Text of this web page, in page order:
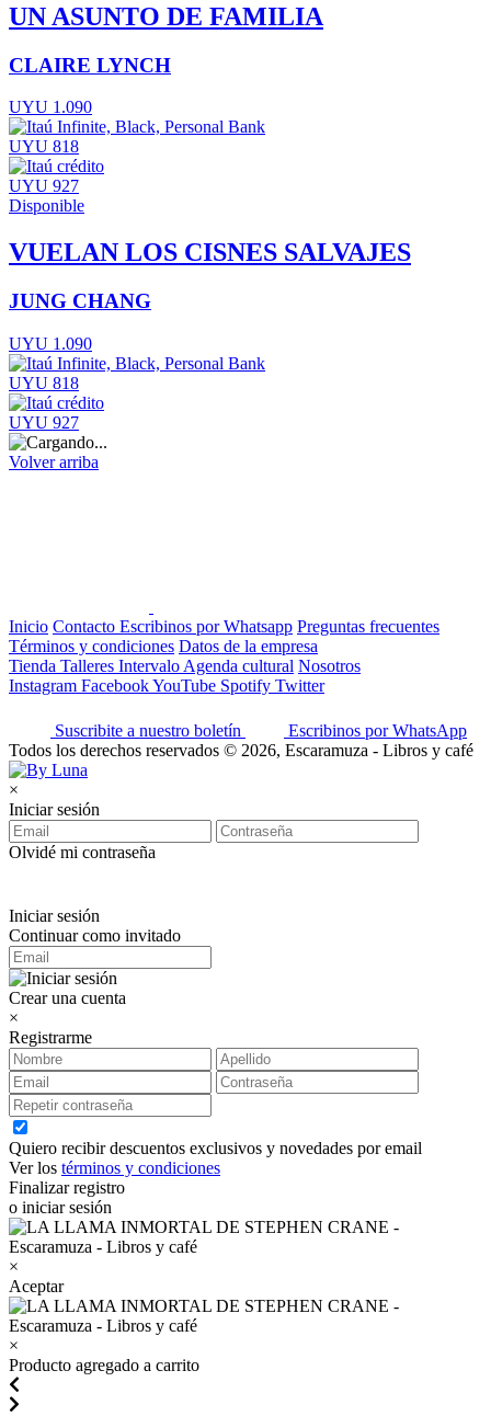
UN ASUNTO DE FAMILIA
CLAIRE LYNCH
UYU 1.090
UYU 818
UYU 927
Disponible
VUELAN LOS CISNES SALVAJES
JUNG CHANG
UYU 1.090
UYU 818
UYU 927
Volver arriba
Inicio Contacto Escribinos por Whatsapp Preguntas frecuentes
Términos y condiciones Datos de la empresa
Tienda Talleres Intervalo Agenda cultural Nosotros
Instagram FacebookYouTube Spotify Twitter
Suscribite a nuestro boletín
Escribinos por WhatsApp
Todos los derechos reservados © 2026, Escaramuza - Libros y café
×
Iniciar sesión
Olvidé mi contraseña
Iniciar sesión
Continuar como invitado
Crear una cuenta
×
Registrarme
Quiero recibir descuentos exclusivos y novedades por email
Ver los términos y condiciones
Finalizar registro
o iniciar sesión
×
Aceptar
×
Producto agregado a carrito